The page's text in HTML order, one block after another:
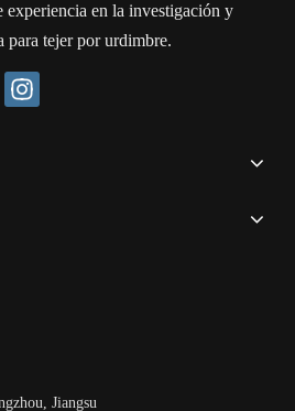
experiencia en la investigación y
para tejer por urdimbre.
Jiangsu